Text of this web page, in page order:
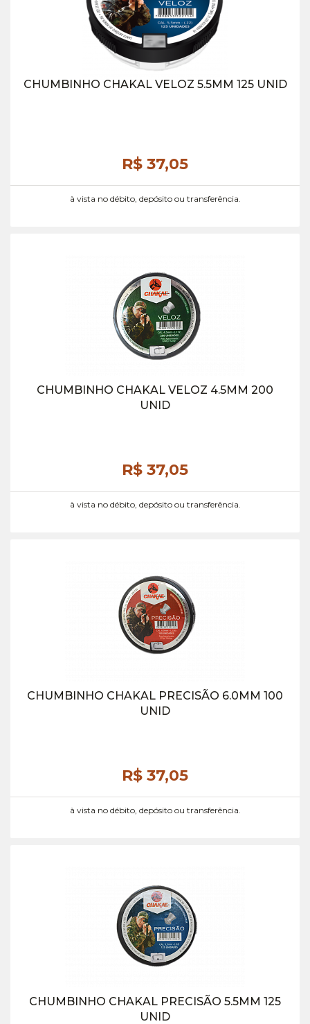
CHUMBINHO CHAKAL VELOZ 5.5MM 125 UNID
R$ 37,05
à vista no débito, depósito ou transferência.
CHUMBINHO CHAKAL VELOZ 4.5MM 200
UNID
R$ 37,05
à vista no débito, depósito ou transferência.
CHUMBINHO CHAKAL PRECISÃO 6.0MM 100
UNID
R$ 37,05
à vista no débito, depósito ou transferência.
CHUMBINHO CHAKAL PRECISÃO 5.5MM 125
UNID